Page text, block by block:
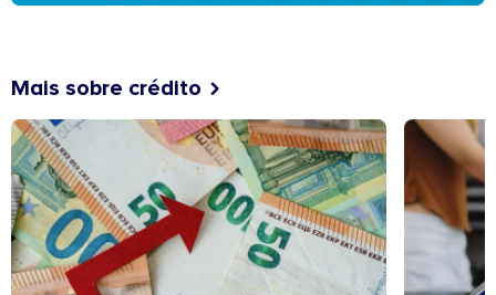
Mais sobre crédito